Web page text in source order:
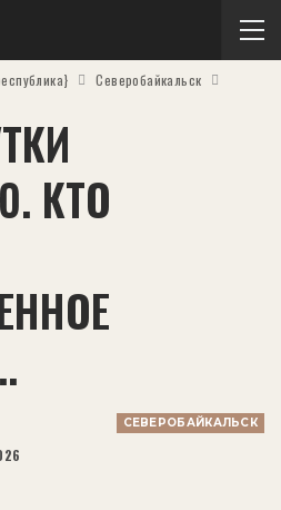
Северобайкальск
КТО
СЕВЕРОБАЙКАЛЬСК